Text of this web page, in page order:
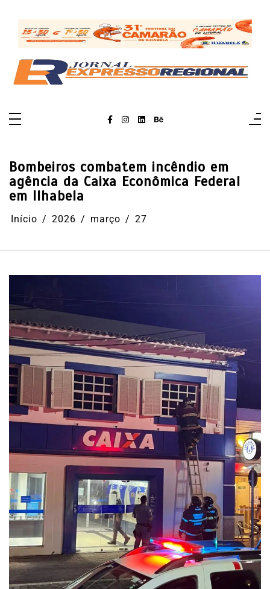
conteúdo
Bombeiros combatem incêndio em
agência da Caixa Econômica Federal
em Ilhabela
Início 2026 março 27